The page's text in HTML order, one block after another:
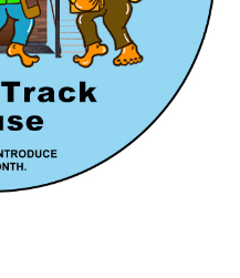
HOUSE
LINE-
UP
PROJECT